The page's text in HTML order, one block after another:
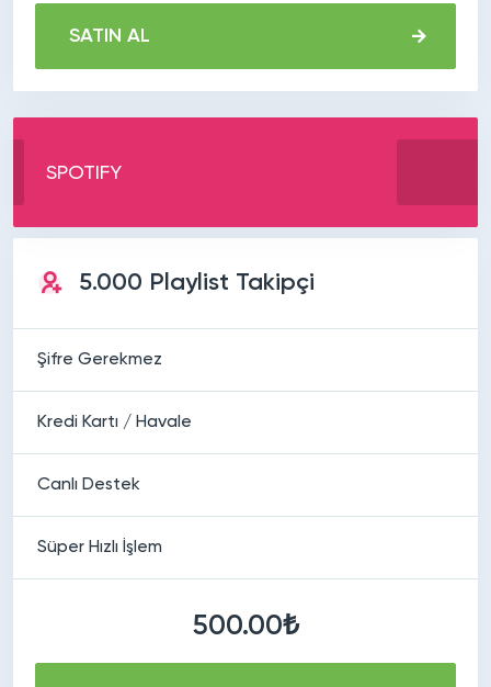
SATIN AL
SPOTIFY
5.000 Playlist Takipçi
Şifre Gerekmez
Kredi Kartı / Havale
Canlı Destek
Süper Hızlı İşlem
500.00₺